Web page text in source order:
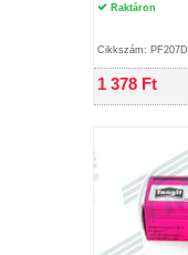
Raktáron
Cikkszám: PF207D
1 378 Ft